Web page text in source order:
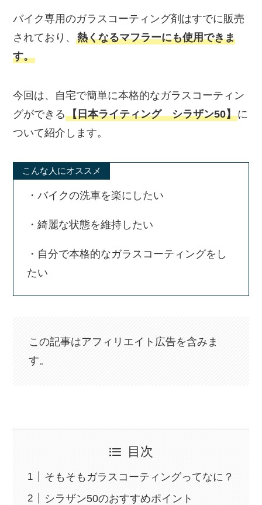
バイク専用のガラスコーティング剤はすでに販売
されており、熱くなるマフラーにも使用できま
す。
今回は、自宅で簡単に本格的なガラスコーティン
グができる【日本ライティング シラザン50】に
ついて紹介します。
こんな人にオススメ
・バイクの洗車を楽にしたい
・綺麗な状態を維持したい
・自分で本格的なガラスコーティングをし
たい
この記事はアフィリエイト広告を含みま
す。
目次
そもそもガラスコーティングってなに？
シラザン50のおすすめポイント